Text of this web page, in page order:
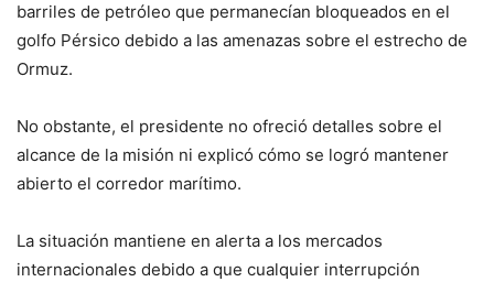
barriles de petróleo que permanecían bloqueados en el
golfo Pérsico debido a las amenazas sobre el estrecho de
Ormuz.
No obstante, el presidente no ofreció detalles sobre el
alcance de la misión ni explicó cómo se logró mantener
abierto el corredor marítimo.
La situación mantiene en alerta a los mercados
internacionales debido a que cualquier interrupción